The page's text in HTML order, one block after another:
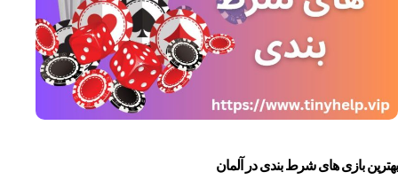
بهترین بازی های شرط بندی در آلمان